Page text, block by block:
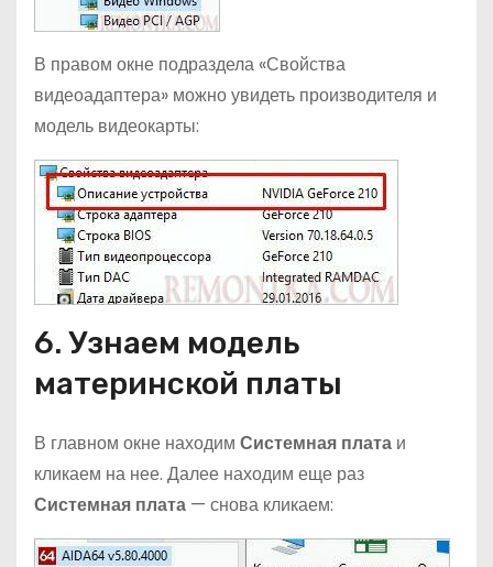
В правом окне подраздела «Свойства
видеоадаптера» можно увидеть производителя и
модель видеокарты:
6. Узнаем модель
материнской платы
В главном окне находим Системная плата и
кликаем на нее. Далее находим еще раз
Системная плата — снова кликаем: